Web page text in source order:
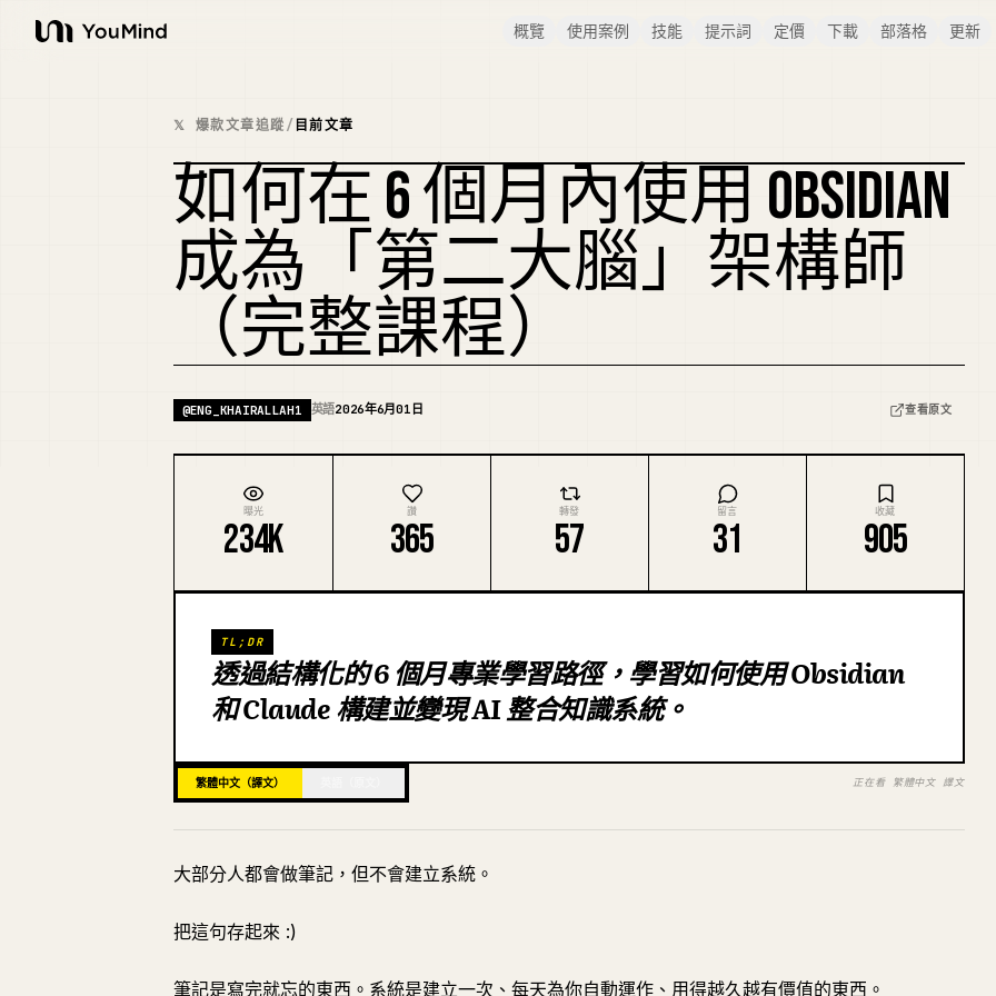
YouMind
概覽 使用案例 技能 提示詞 定價 下載 部落格 更新
𝕏 爆款文章追蹤/ 目前文章
複刻封面
如何在 6 個月內使用 OBSIDIAN
成為「第二大腦」架構師
（完整課程）
@ENG_KHAIRALLAH1 英語2026年6月01日 查看原文
曝光
234K
讚
365
轉發
57
留言
31
收藏
905
TL;DR
透過結構化的 6 個月專業學習路徑，學習如何使用 Obsidian
和 Claude 構建並變現 AI 整合知識系統。
繁體中文（譯文） 正在看 繁體中文 譯文
大部分人都會做筆記，但不會建立系統。
把這句存起來 :)
筆記是寫完就忘的東西。系統是建立一次、每天為你自動運作、用得越久越有價值的東西。